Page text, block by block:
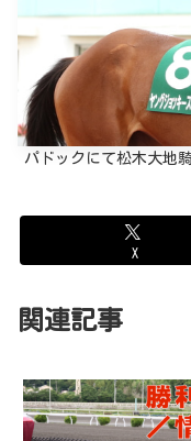
パドックにて松木大地
X
関連記事